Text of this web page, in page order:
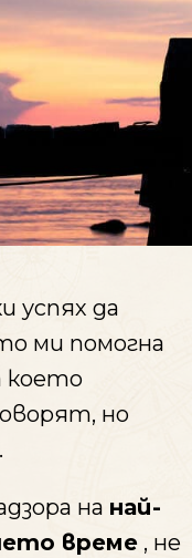
успях да
ми помогна
което
но
на най-
време , не